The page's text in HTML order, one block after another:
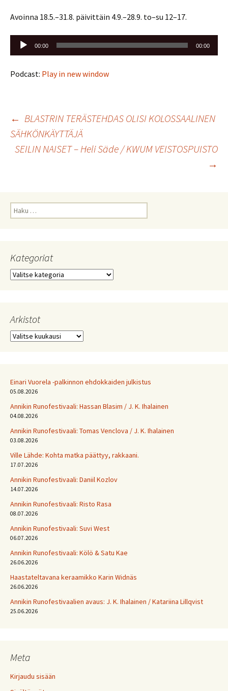
Avoinna 18.5.–31.8. päivittäin 4.9.–28.9. to–su 12–17.
Äänitoistin
00:00 00:00
Podcast: Play in new window
Artikkelien
selaus
← BLASTRIN TERÄSTEHDAS OLISI KOLOSSAALINEN
SÄHKÖNKÄYTTÄJÄ
SEILIN NAISET – Heli Säde / KWUM VEISTOSPUISTO
→
Haku:
Kategoriat
Kategoriat
Arkistot
Arkistot
Einari Vuorela -palkinnon ehdokkaiden julkistus
05.08.2026
Annikin Runofestivaali: Has­san Bla­sim / J. K. Ihalainen
04.08.2026
Annikin Runofestivaali: Tomas Venclova / J. K. Ihalainen
03.08.2026
Ville Lähde: Kohta matka päättyy, rakkaani.
17.07.2026
Annikin Runofestivaali: Daniil Kozlov
14.07.2026
Annikin Runofestivaali: Risto Rasa
08.07.2026
Annikin Runofestivaali: Suvi West
06.07.2026
Annikin Runofestivaali: Kölö & Satu Kae
26.06.2026
Haastateltavana keraamikko Karin Widnäs
26.06.2026
Annikin Runofestivaalien avaus: J. K. Ihalainen / Katariina Lillqvist
25.06.2026
Meta
Kirjaudu sisään